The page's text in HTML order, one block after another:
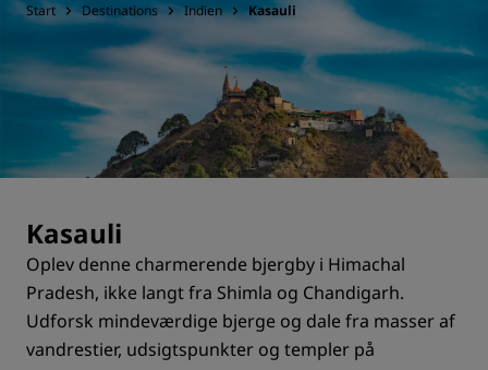
Start Destinations Indien Kasauli
Kasauli
Oplev denne charmerende bjergby i Himachal
Pradesh, ikke langt fra Shimla og Chandigarh.
Udforsk mindeværdige bjerge og dale fra masser af
vandrestier, udsigtspunkter og templer på